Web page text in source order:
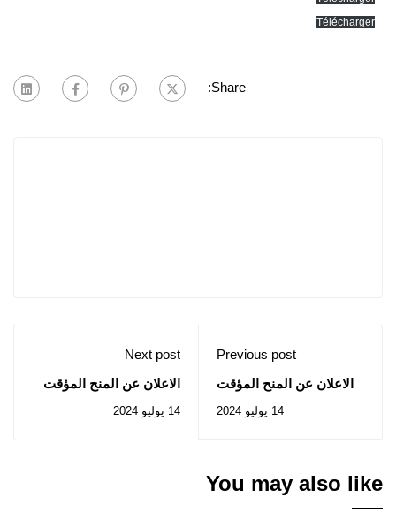
Télécharger
Share:
Previous post
الاعلان عن المنح المؤقت
والاستقبال والإيواء
14 يوليو 2024
Next post
الاعلان عن المنح المؤقت
14 يوليو 2024
You may also like